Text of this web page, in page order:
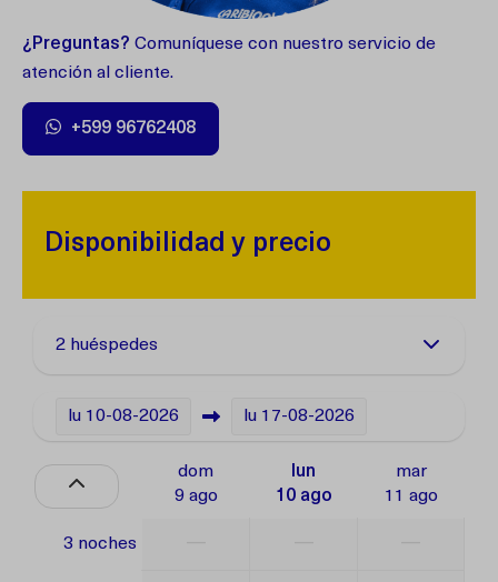
¿Preguntas? Comuníquese con nuestro servicio de
atención al cliente.
+599 96762408
Disponibilidad y precio
2 huéspedes
lu 10-08-2026 lu 17-08-2026
dom
9 ago
lun
10 ago
mar
11 ago
3 noches